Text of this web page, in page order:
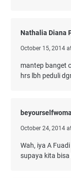
Nathalia Diana
October 15, 2014
mantep banget
hrs lbh peduli
October 24, 2014
Wah, iya A
supaya kita